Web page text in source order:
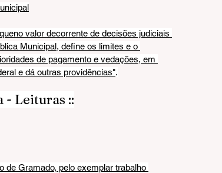
valor decorrente de decisões judiciais
Municipal, define os limites e o
de pagamento e vedações, em
e dá outras providências".
- Leituras ::
de Gramado, pelo exemplar trabalho